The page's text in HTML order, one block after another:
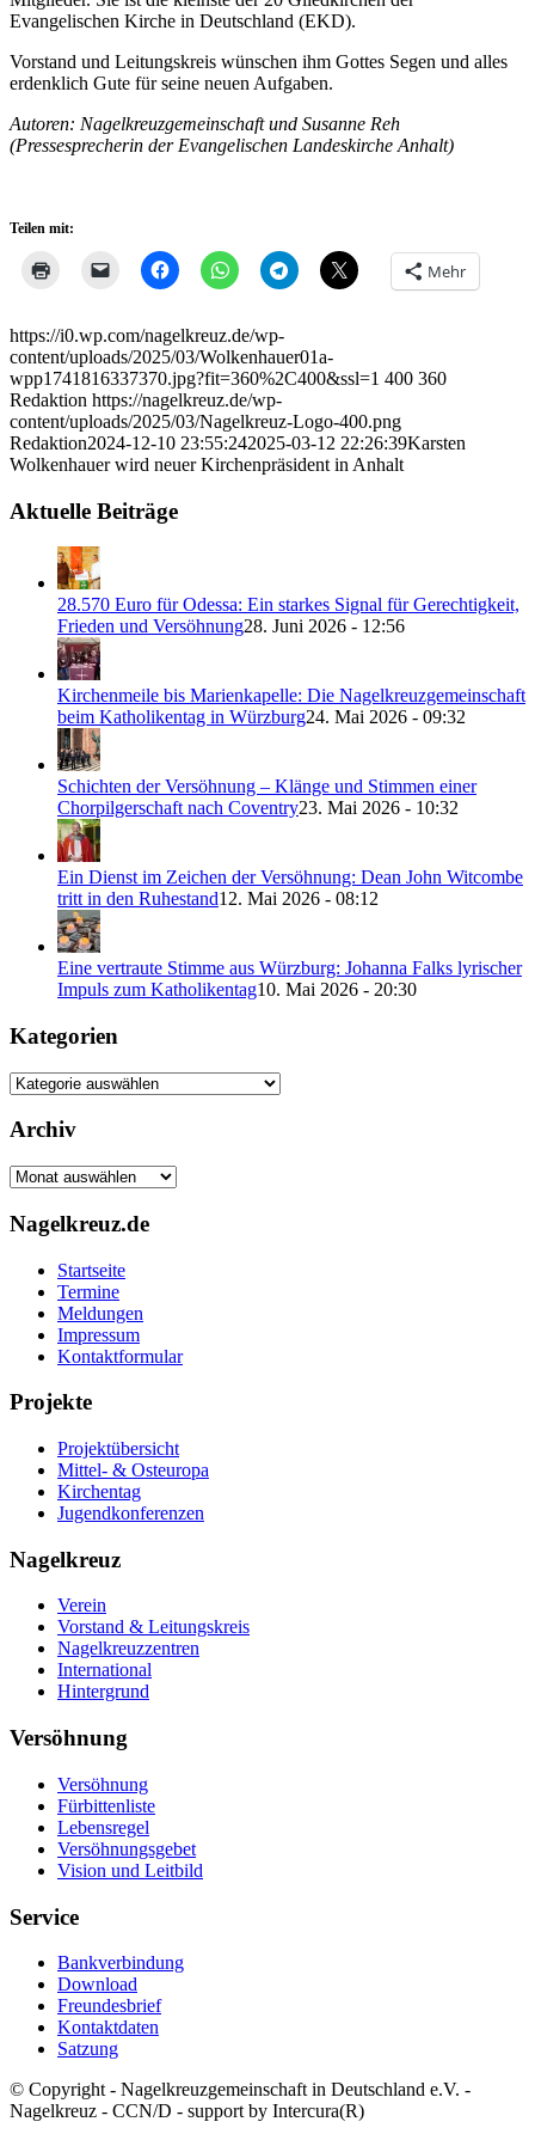
Evangelischen Kirche in Deutschland (EKD).
Vorstand und Leitungskreis wünschen ihm Gottes Segen und alles
erdenklich Gute für seine neuen Aufgaben.
Autoren: Nagelkreuzgemeinschaft und Susanne Reh
(Pressesprecherin der Evangelischen Landeskirche Anhalt)
Teilen mit:
Mehr
https://i0.wp.com/nagelkreuz.de/wp-
content/uploads/2025/03/Wolkenhauer01a-
wpp1741816337370.jpg?fit=360%2C400&ssl=1 400 360
Redaktion https://nagelkreuz.de/wp-
content/uploads/2025/03/Nagelkreuz-Logo-400.png
Redaktion2024-12-10 23:55:242025-03-12 22:26:39Karsten
Wolkenhauer wird neuer Kirchenpräsident in Anhalt
Aktuelle Beiträge
28.570 Euro für Odessa: Ein starkes Signal für Gerechtigkeit,
Frieden und Versöhnung28. Juni 2026 - 12:56
Kirchenmeile bis Marienkapelle: Die Nagelkreuzgemeinschaft
beim Katholikentag in Würzburg24. Mai 2026 - 09:32
Schichten der Versöhnung – Klänge und Stimmen einer
Chorpilgerschaft nach Coventry23. Mai 2026 - 10:32
Ein Dienst im Zeichen der Versöhnung: Dean John Witcombe
tritt in den Ruhestand12. Mai 2026 - 08:12
Eine vertraute Stimme aus Würzburg: Johanna Falks lyrischer
Impuls zum Katholikentag10. Mai 2026 - 20:30
Kategorien
Kategorien
Archiv
Archiv
Nagelkreuz.de
Startseite
Termine
Meldungen
Impressum
Kontaktformular
Projekte
Projektübersicht
Mittel- & Osteuropa
Kirchentag
Jugendkonferenzen
Nagelkreuz
Verein
Vorstand & Leitungskreis
Nagelkreuzzentren
International
Hintergrund
Versöhnung
Versöhnung
Fürbittenliste
Lebensregel
Versöhnungsgebet
Vision und Leitbild
Service
Bankverbindung
Download
Freundesbrief
Kontaktdaten
Satzung
© Copyright - Nagelkreuzgemeinschaft in Deutschland e.V. -
Nagelkreuz - CCN/D - support by Intercura(R)